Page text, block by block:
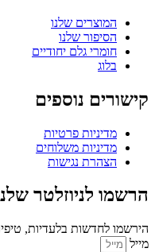
המוצרים שלנו
הסיפור שלנו
חומרי גלם יחודיים
בלוג
קישורים נוספים
מדיניות פרטיות
מדיניות משלוחים
הצהרת נגישות
הרשמו לניוזלטר
הירשמו לחדשות בלעדיות,
מייל